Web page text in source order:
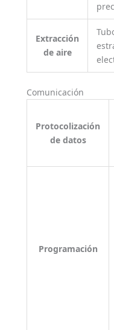
Extracción
de aire
Comunicación
Protocolización
de datos
Programación